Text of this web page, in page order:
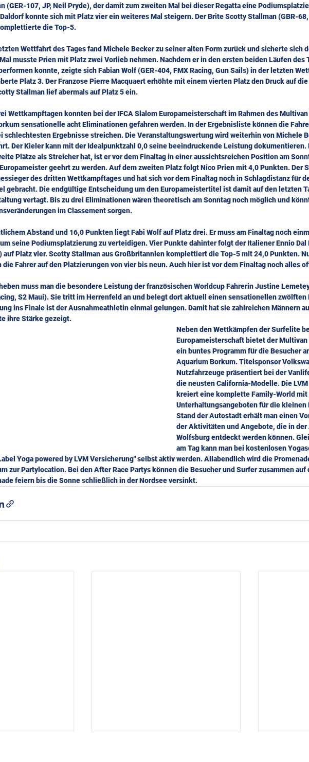
(GER-107, JP, Neil Pryde), der damit zum zweiten Mal bei dieser Regatta eine
konnte sich mit Platz vier ein weiteres Mal steigern. Der Brite Scotty Stallman (GBR-68,
die Top-5.
Wettfahrt des Tages fand Michele Becker zu seiner alten Form zurück und sicherte sich
musste Prien mit Platz zwei Vorlieb nehmen. Nachdem er in den ersten beiden Läufen des
konnte, zeigte sich Fabian Wolf (GER-404, FMX Racing, Gun Sails) in der letzten
Platz 3. Der Franzose Pierre Macquaert erhöhte mit einem vierten Platz den Druck auf
Stallman lief abermals auf Platz 5 ein.
Wettkampftagen konnten bei der IFCA Slalom Europameisterschaft im Rahmen des
sensationelle acht Eliminationen gefahren werden. In der Ergebnisliste können die
schlechtesten Ergebnisse streichen. Die Veranstaltungswertung wird weiterhin von Michele
Der Kieler kann mit der Idealpunktzahl 0,0 seine beeindruckende Leistung dokumentieren.
Plätze als Streicher hat, ist er vor dem Finaltag in einer aussichtsreichen Position am
geehrt zu werden. Auf dem zweiten Platz folgt Nico Prien mit 4,0 Punkten. Der
des dritten Wettkampftages und hat sich vor dem Finaltag noch in Schlagdistanz für
gebracht. Die endgültige Entscheidung um den Europameistertitel ist damit auf den letzten
vertagt. Bis zu drei Eliminationen wären theoretisch am Sonntag noch möglich und
im Classement sorgen.
Abstand und 16,0 Punkten liegt Fabi Wolf auf Platz drei. Er muss am Finaltag noch
seine Podiumsplatzierung zu verteidigen. Vier Punkte dahinter folgt der Italiener Ennio Dal
auf Platz vier. Scotty Stallman aus Großbritannien komplettiert die Top-5 mit 24,0 Punkten.
die Fahrer auf den Platzierungen von vier bis neun. Auch hier ist vor dem Finaltag noch alles
muss man die besondere Leistung der französischen Worldcup Fahrerin Justine
S2 Maui). Sie tritt im Herrenfeld an und belegt dort aktuell einen sensationellen zwölften
ins Finale ist der Ausnahmeathletin einmal gelungen. Damit hat sie zahlreichen Männern
ihre Stärke gezeigt.
Neben den Wettkämpfen der Surfelite
Europameisterschaft bietet der Multivan
ein buntes Programm für die Besucher
Aquarium Borkum. Titelsponsor
Nutzfahrzeuge präsentiert bei der
die neusten California-Modelle. Die
kreiert eine komplette Family-World
Unterhaltungsangeboten für die kleinen
Stand der Autostadt erhält man einen
der Aktivitäten und Angebote, die in
Wolfsburg entdeckt werden können.
am Tag kann man bei kostenlosen
Yoga powered by LVM Versicherung" selbst aktiv werden. Allabendlich wird die
zur Partylocation. Bei den After Race Partys können die Besucher und Surfer zusammen auf
feiern bis die Sonne schließlich in der Nordsee versinkt.